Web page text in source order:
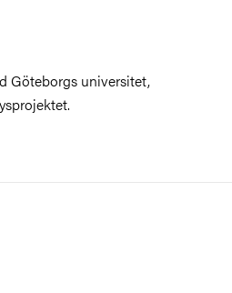
Göteborgs universitet,